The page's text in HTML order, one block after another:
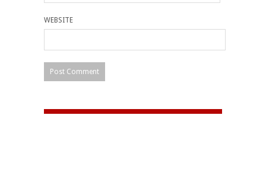
WEBSITE